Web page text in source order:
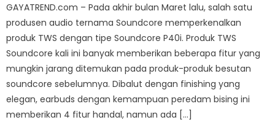
GAYATREND.com – Pada akhir bulan Maret lalu, salah satu
produsen audio ternama Soundcore memperkenalkan
produk TWS dengan tipe Soundcore P40i. Produk TWS
Soundcore kali ini banyak memberikan beberapa fitur yang
mungkin jarang ditemukan pada produk-produk besutan
soundcore sebelumnya. Dibalut dengan finishing yang
elegan, earbuds dengan kemampuan peredam bising ini
memberikan 4 fitur handal, namun ada […]